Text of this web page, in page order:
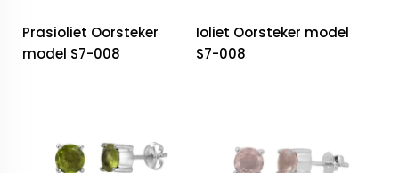
Prasioliet Oorsteker
model S7-008
Ioliet Oorsteker model
S7-008